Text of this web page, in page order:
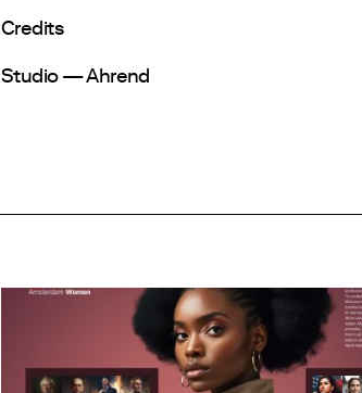
Credits
Studio — Ahrend